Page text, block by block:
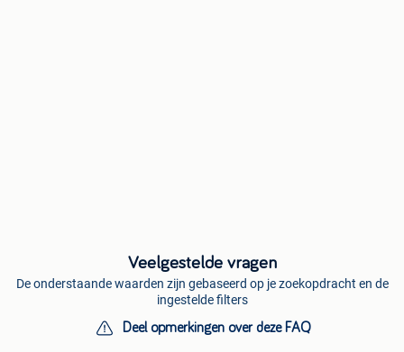
Veelgestelde vragen
De onderstaande waarden zijn gebaseerd op je zoekopdracht en de
ingestelde filters
Deel opmerkingen over deze FAQ